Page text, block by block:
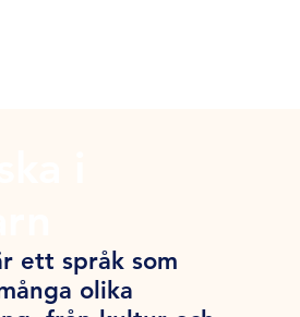
ett språk som
olika